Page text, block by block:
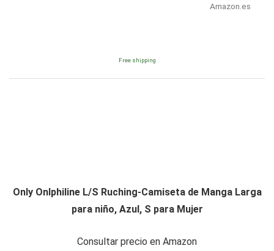
Amazon.es
Free shipping
Only Onlphiline L/S Ruching-Camiseta de Manga Larga
para niño, Azul, S para Mujer
Consultar precio en Amazon